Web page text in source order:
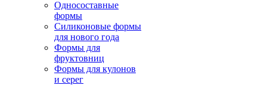
Односоставные
формы
Силиконовые формы
для нового года
Формы для
фруктовниц
Формы для кулонов
и серег